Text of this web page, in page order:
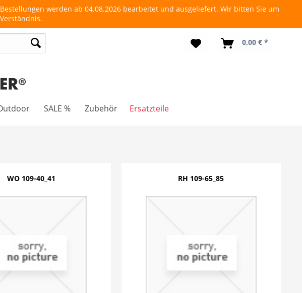
werden ab 04.08.2026 bearbeitet und ausgeliefert. Wir bitten Sie um
0,00 € *
SALE % Zubehör Ersatzteile
WO 109-40_41 RH 109-65_85